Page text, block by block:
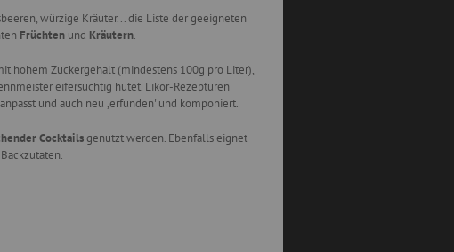
würzige Kräuter... die Liste der geeigneten
Früchten und Kräutern.
hohem Zuckergehalt (mindestens 100g pro Liter),
eifersüchtig hütet. Likör-Rezepturen
und auch neu ,erfunden' und komponiert.
Cocktailsgenutzt werden. Ebenfalls eignet